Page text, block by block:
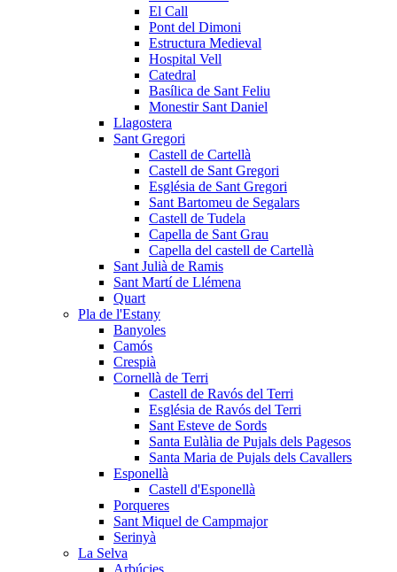
El Call
Pont del Dimoni
Estructura Medieval
Hospital Vell
Catedral
Basílica de Sant Feliu
Monestir Sant Daniel
Llagostera
Sant Gregori
Castell de Cartellà
Castell de Sant Gregori
Església de Sant Gregori
Sant Bartomeu de Segalars
Castell de Tudela
Capella de Sant Grau
Capella del castell de Cartellà
Sant Julià de Ramis
Sant Martí de Llémena
Quart
Pla de l'Estany
Banyoles
Camós
Crespià
Cornellà de Terri
Castell de Ravós del Terri
Església de Ravós del Terri
Sant Esteve de Sords
Santa Eulàlia de Pujals dels Pagesos
Santa Maria de Pujals dels Cavallers
Esponellà
Castell d'Esponellà
Porqueres
Sant Miquel de Campmajor
Serinyà
La Selva
Arbúcies